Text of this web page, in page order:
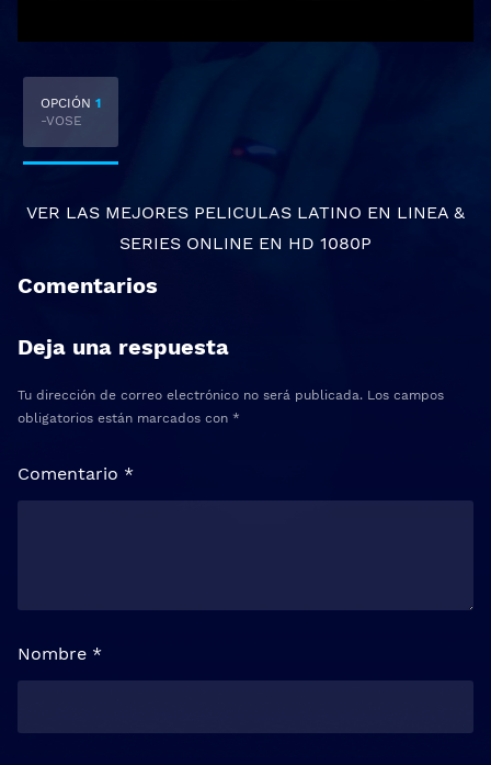
OPCIÓN 1
-VOSE
VER LAS MEJORES PELICULAS LATINO EN LINEA &
SERIES ONLINE EN HD 1080P
Comentarios
Deja una respuesta
Tu dirección de correo electrónico no será publicada. Los campos
obligatorios están marcados con *
Comentario *
Nombre *